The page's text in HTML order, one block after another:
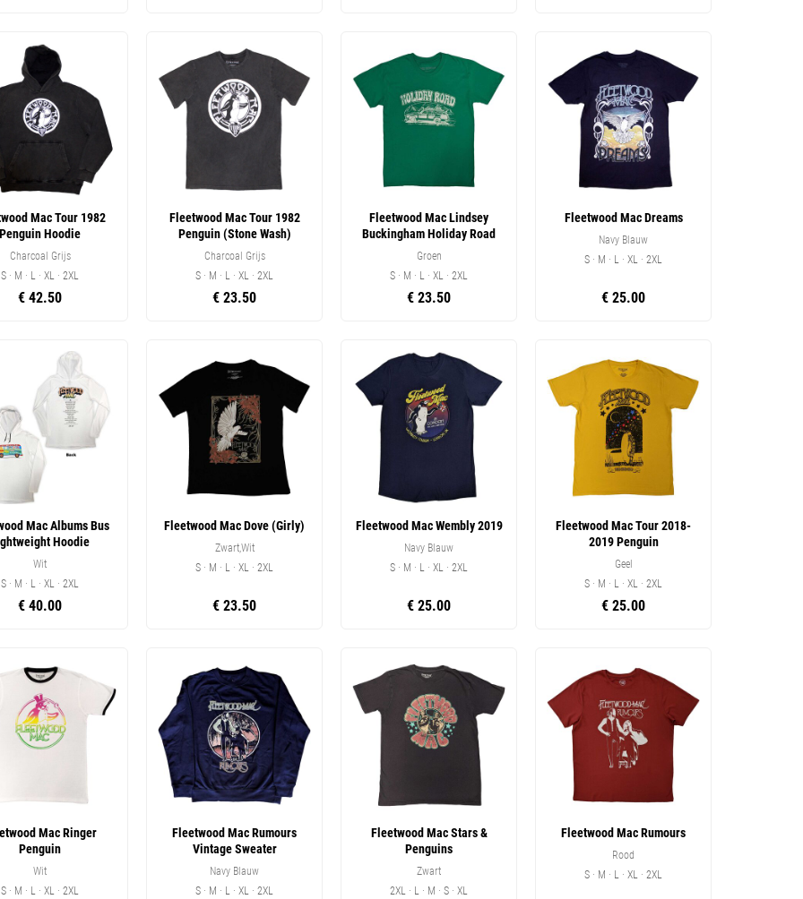
Mac Tour 1982
Penguin Hoodie
Charcoal Grijs
S · M · L · XL · 2XL
€ 42.50
Fleetwood Mac Tour 1982
Penguin (Stone Wash)
Charcoal Grijs
S · M · L · XL · 2XL
€ 23.50
Fleetwood Mac Lindsey
Buckingham Holiday Road
Groen
S · M · L · XL · 2XL
€ 23.50
Fleetwood Mac Dreams
Navy Blauw
S · M · L · XL · 2XL
€ 25.00
Mac Albums Bus
Hoodie
Wit
S · M · L · XL · 2XL
€ 40.00
Fleetwood Mac Dove (Girly)
Zwart,Wit
S · M · L · XL · 2XL
€ 23.50
Fleetwood Mac Wembly 2019
Navy Blauw
S · M · L · XL · 2XL
€ 25.00
Fleetwood Mac Tour 2018-
2019 Penguin
Geel
S · M · L · XL · 2XL
€ 25.00
Mac Ringer
Penguin
Wit
S · M · L · XL · 2XL
Fleetwood Mac Rumours
Vintage Sweater
Navy Blauw
S · M · L · XL · 2XL
Fleetwood Mac Stars &
Penguins
Zwart
2XL · L · M · S · XL
Fleetwood Mac Rumours
Rood
S · M · L · XL · 2XL